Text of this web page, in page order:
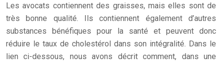
Les avocats contiennent des graisses, mais elles sont de
très bonne qualité. Ils contiennent également d’autres
substances bénéfiques pour la santé et peuvent donc
réduire le taux de cholestérol dans son intégralité. Dans le
lien ci-dessous, nous avons décrit comment, dans une